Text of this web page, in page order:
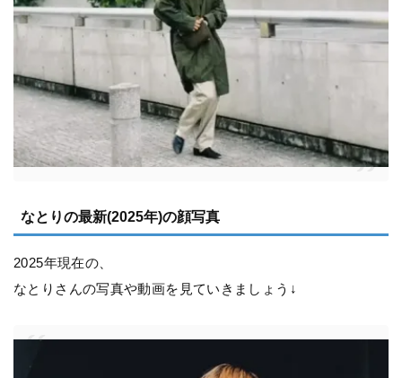
なとりの最新(2025年)の顔写真
2025年現在の、
なとりさんの写真や動画を見ていきましょう↓